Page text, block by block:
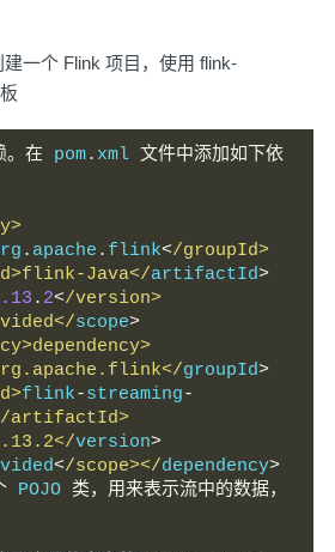
一个 Flink 项目，使用 flink-
。在 pom. xml 文件中添加如下依
. apache . flink</groupId>
Java</artifactId>
. 2</version>
scope>
groupId>
flink-streaming-
/artifactId>
version>
</scope></dependency>
POJO 类，用来表示流中的数据，